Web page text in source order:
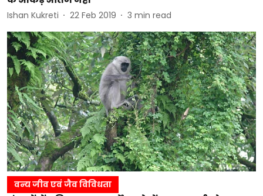
Ishan Kukreti 22 Feb 2019 3 min read
वन्य जीव एवं जैव विविधता